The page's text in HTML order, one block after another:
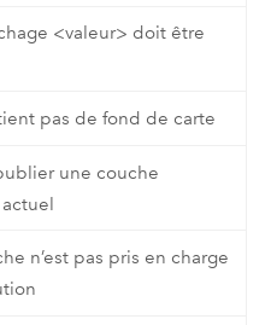
<valeur> doit être
pas de fond de carte
une couche
n’est pas pris en charge